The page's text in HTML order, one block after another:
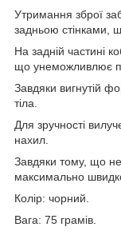
Утримання зброї
задньою стінками,
На задній частині
що унеможливлює
Завдяки вигнутій
тіла.
Для зручності
нахил.
Завдяки тому, що
максимально
Колір: чорний.
Вага: 75 грамів.